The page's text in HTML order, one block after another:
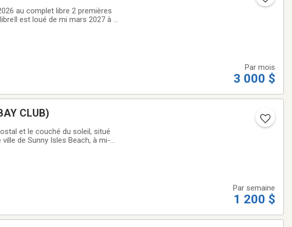
au complet libre 2 premières
est loué de mi mars 2027 à mi
Par mois
3 000 $
CLUB)
et le couché du soleil, situé
de Sunny Isles Beach, à mi-
Par semaine
1 200 $